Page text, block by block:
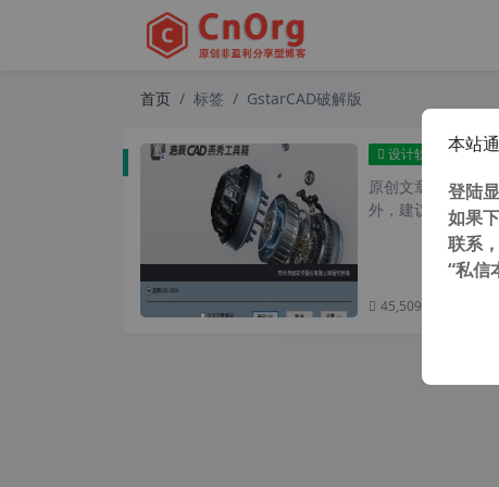
首页 标签 GstarCAD破解版
设计软件 全网唯一
原创文章，转载
外，建议避开晚上
45,509 次浏览
本站
登陆
如果
联系
“私信